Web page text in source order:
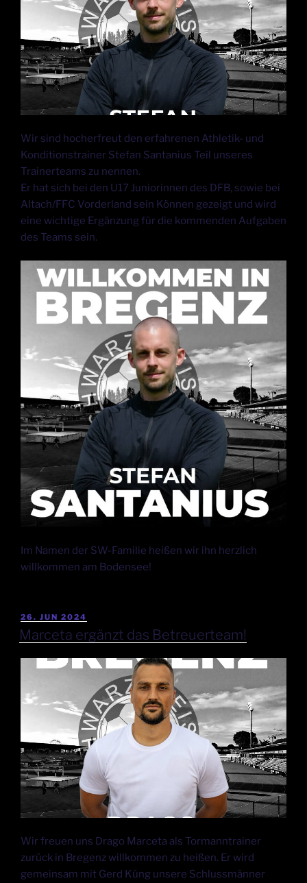
Wir sind hocherfreut den erfahrenen Athletik- und
Konditionstrainer Stefan Santanius Teil unseres
Trainerteams zu nennen.
Er hat sich bei den U17 Juniorinnen des DFB, sowie bei
Altach/FFC Vorderland sein Können gezeigt und wird
eine wichtige Ergänzung für die kommenden Aufgaben
des Teams sein.
Im Namen der SW-Familie heißen wir ihn herzlich
willkommen am Bodensee!
26. JUN 2024
Marceta ergänzt das Betreuerteam!
Wir freuen uns Drago Marceta als Tormanntrainer
zurück in Bregenz willkommen zu heißen. Er wird
gemeinsam mit Gerd Küng unsere Schlussmänner